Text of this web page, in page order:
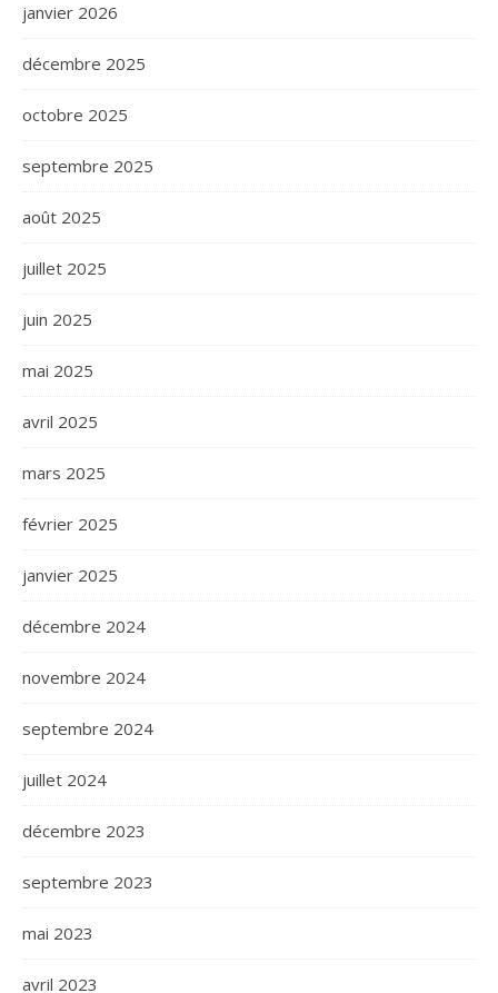
janvier 2026
décembre 2025
octobre 2025
septembre 2025
août 2025
juillet 2025
juin 2025
mai 2025
avril 2025
mars 2025
février 2025
janvier 2025
décembre 2024
novembre 2024
septembre 2024
juillet 2024
décembre 2023
septembre 2023
mai 2023
avril 2023